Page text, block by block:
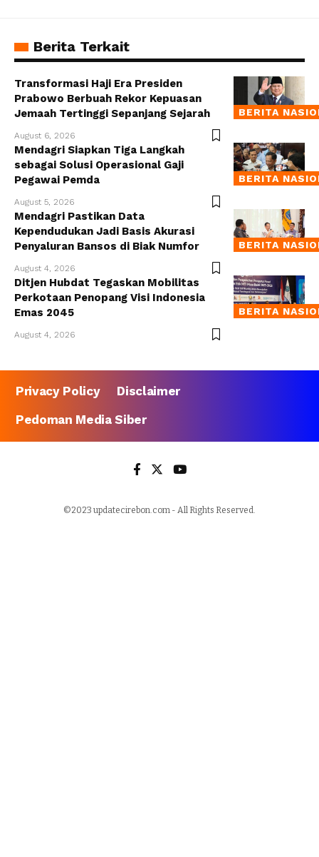
Berita Terkait
BERITA
Transformasi Haji Era Presiden
Prabowo Berbuah Rekor Kepuasan
Jemaah Tertinggi Sepanjang Sejarah
August 6, 2026
BERITA
Mendagri Siapkan Tiga Langkah
sebagai Solusi Operasional Gaji
Pegawai Pemda
August 5, 2026
BERITA
Mendagri Pastikan Data
Kependudukan Jadi Basis Akurasi
Penyaluran Bansos di Biak Numfor
August 4, 2026
BERITA
Ditjen Hubdat Tegaskan Mobilitas
Perkotaan Penopang Visi Indonesia
Emas 2045
August 4, 2026
Privacy Policy
Disclaimer
Pedoman Media Siber
©2023 updatecirebon.com - All Rights Reserved.